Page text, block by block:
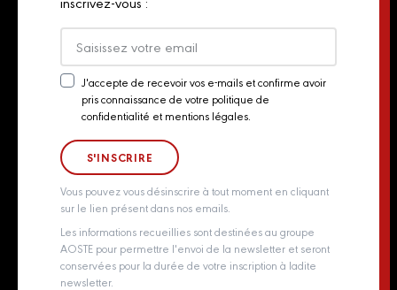
Actualités
Groupe Aoste
Newsletter
Consent
J'accepte de recevoir vos e-mails et confirme avoir
pris connaissance de votre politique de
confidentialité et mentions légales.
Vous pouvez vous désinscrire à tout moment en cliquant
sur le lien présent dans nos emails.
Les informations recueillies sont destinées au groupe
AOSTE pour permettre l'envoi de la newsletter et seront
conservées pour la durée de votre inscription à ladite
newsletter.